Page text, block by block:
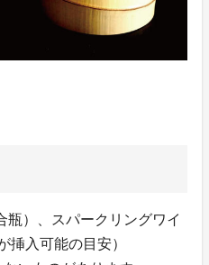
）、スパークリングワイ
挿入可能の目安）